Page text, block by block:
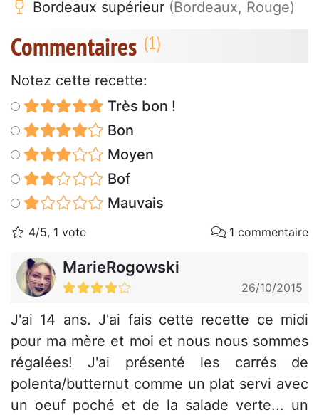
Bordeaux supérieur (Bordeaux, Rouge)
Commentaires
Notez cette recette:
Très bon !
Bon
Moyen
Bof
Mauvais
4/5, 1 vote 1 commentaire
MarieRogowski
26/10/2015
J'ai 14 ans. J'ai fais cette recette ce midi
pour ma mère et moi et nous nous sommes
régalées! J'ai présenté les carrés de
polenta/butternut comme un plat servi avec
un oeuf poché et de la salade verte... un